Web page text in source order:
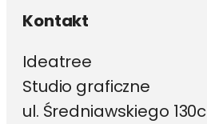
Kontakt
Ideatree
Studio graficzne
ul. Średniawskiego 130c